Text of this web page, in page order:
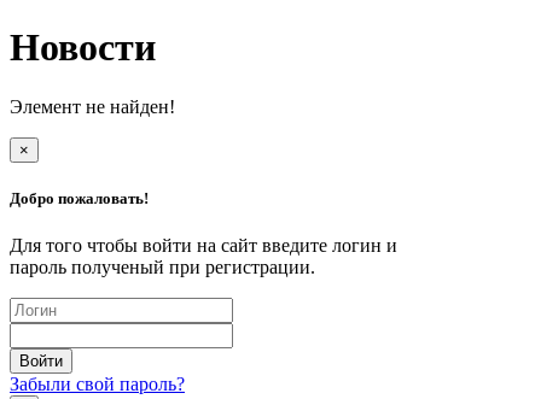
Новости
Элемент не найден!
×
Добро пожаловать!
Для того чтобы войти на сайт введите логин и
пароль полученый при регистрации.
Забыли свой пароль?